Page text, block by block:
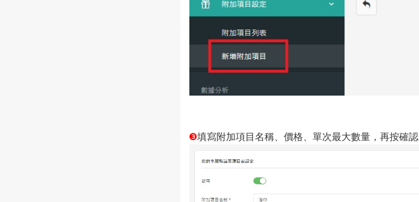
❸填寫附加項目名稱、價格、單次最大數量，再按確認